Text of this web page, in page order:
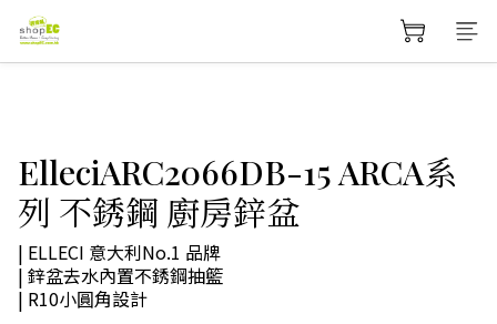
ElleciARC2066DB-15 ARCA系
列 不銹鋼 廚房鋅盆
| ELLECI 意大利No.1 品牌
| 鋅盆去水內置不銹鋼抽籃
| R10小圓角設計